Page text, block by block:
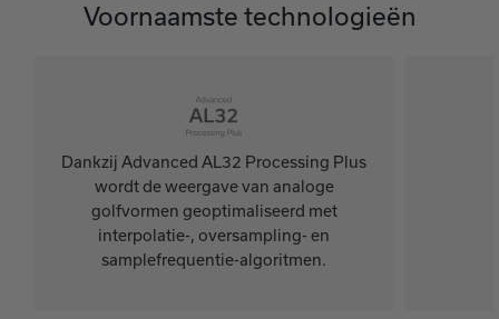
Voornaamste technologieën
Dankzij Advanced AL32 Processing Plus
wordt de weergave van analoge
golfvormen geoptimaliseerd met
interpolatie-, oversampling- en
samplefrequentie-algoritmen.